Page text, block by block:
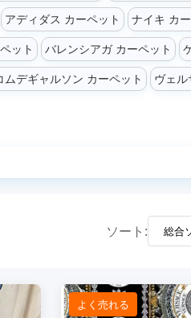
アディダス カーペット ナイキ カ
ット バレンシアガ カーペット
ムデギャルソン カーペット ヴェル
ソート:
よく売れる